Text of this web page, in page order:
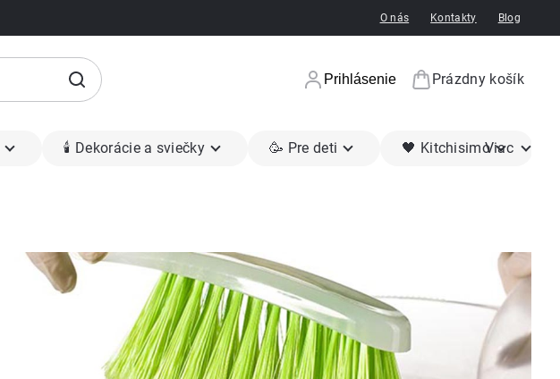
O nás Kontakty Blog
Prihlásenie
Nákupný
Prázdny košík
🕯 Dekorácie a sviečky 🥳 Pre deti 🖤 KitchisimoViac